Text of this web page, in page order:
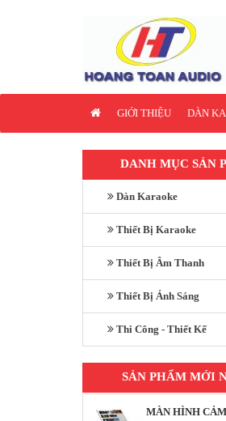
GIỚI THIỆU DÀN
DANH MỤC SẢN
Dàn Karaoke
Thiết Bị Karaoke
Thiết Bị Âm Thanh
Thiết Bị Ánh Sáng
Thi Công - Thiết Kế
SẢN PHẨM MỚI
MÀN HÌNH